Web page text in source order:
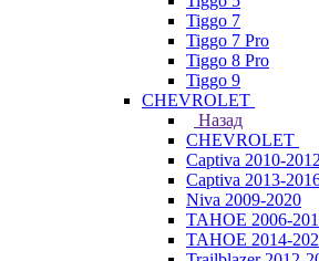
Tiggo 7
Tiggo 7 Pro
Tiggo 8 Pro
Tiggo 9
CHEVROLET
Назад
CHEVROLET
Captiva 2010-2012
Captiva 2013-
Niva 2009-2020
TAHOE 2006-
TAHOE 2014-